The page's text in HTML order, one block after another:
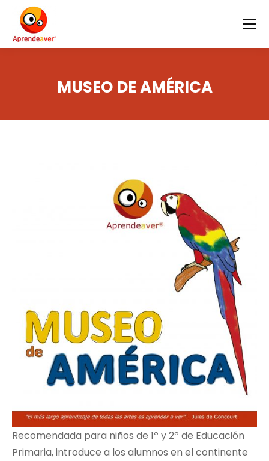
MUSEO DE AMÉRICA
Recomendada para niños de 1º y 2º de Educación
Primaria, introduce a los alumnos en el continente